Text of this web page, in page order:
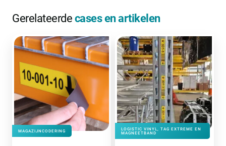
Gerelateerde cases en artikelen
MAGAZIJNCODERING
LOGISTIC VINYL, TAG EXTREME EN
MAGNEETBAND